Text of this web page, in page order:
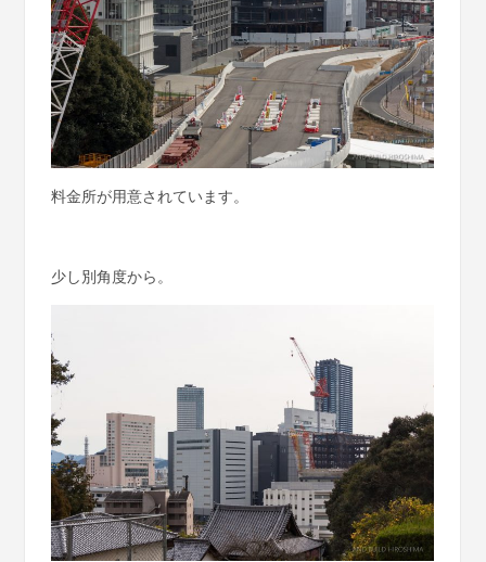
料金所が用意されています。
少し別角度から。